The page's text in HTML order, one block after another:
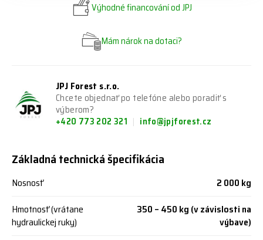
Výhodné financování od JPJ
Mám nárok na dotaci?
JPJ Forest s.r.o.
Chcete objednať po telefóne alebo poradiť s
výberom?
+420 773 202 321
info@jpjforest.cz
Základná technická špecifikácia
Nosnosť
2 000 kg
Hmotnosť (vrátane
hydraulickej ruky)
350 – 450 kg (v závislosti na
výbave)